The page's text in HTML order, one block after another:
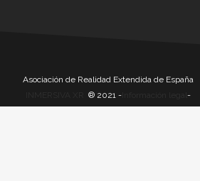
Asociación de Realidad Extendida de España
® 2021 - -